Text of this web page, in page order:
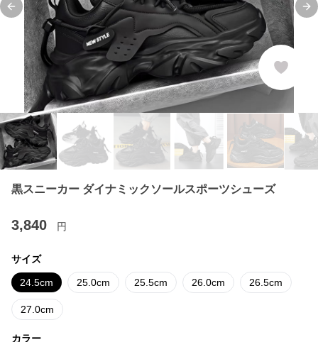
Previous slide
黒スニーカー ダイナミックソールスポーツシューズ
3,840 円
サイズ
24.5cm 25.0cm 25.5cm 26.0cm 26.5cm
27.0cm
カラー